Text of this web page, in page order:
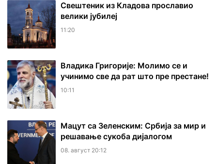
Свештеник из Кладова прославио
велики јубилеј
11:20
Владика Григорије: Молимо се и
учинимо све да рат што пре престане!
10:11
Мацут са Зеленским: Србија за мир и
решавање сукоба дијалогом
08. август 20:12